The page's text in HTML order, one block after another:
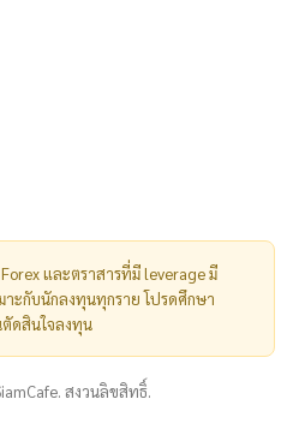
และตราสารที่มี leverage มี
าะกับนักลงทุนทุกราย โปรดศึกษา
ตัดสินใจลงทุน
สงวนลิขสิทธิ์.